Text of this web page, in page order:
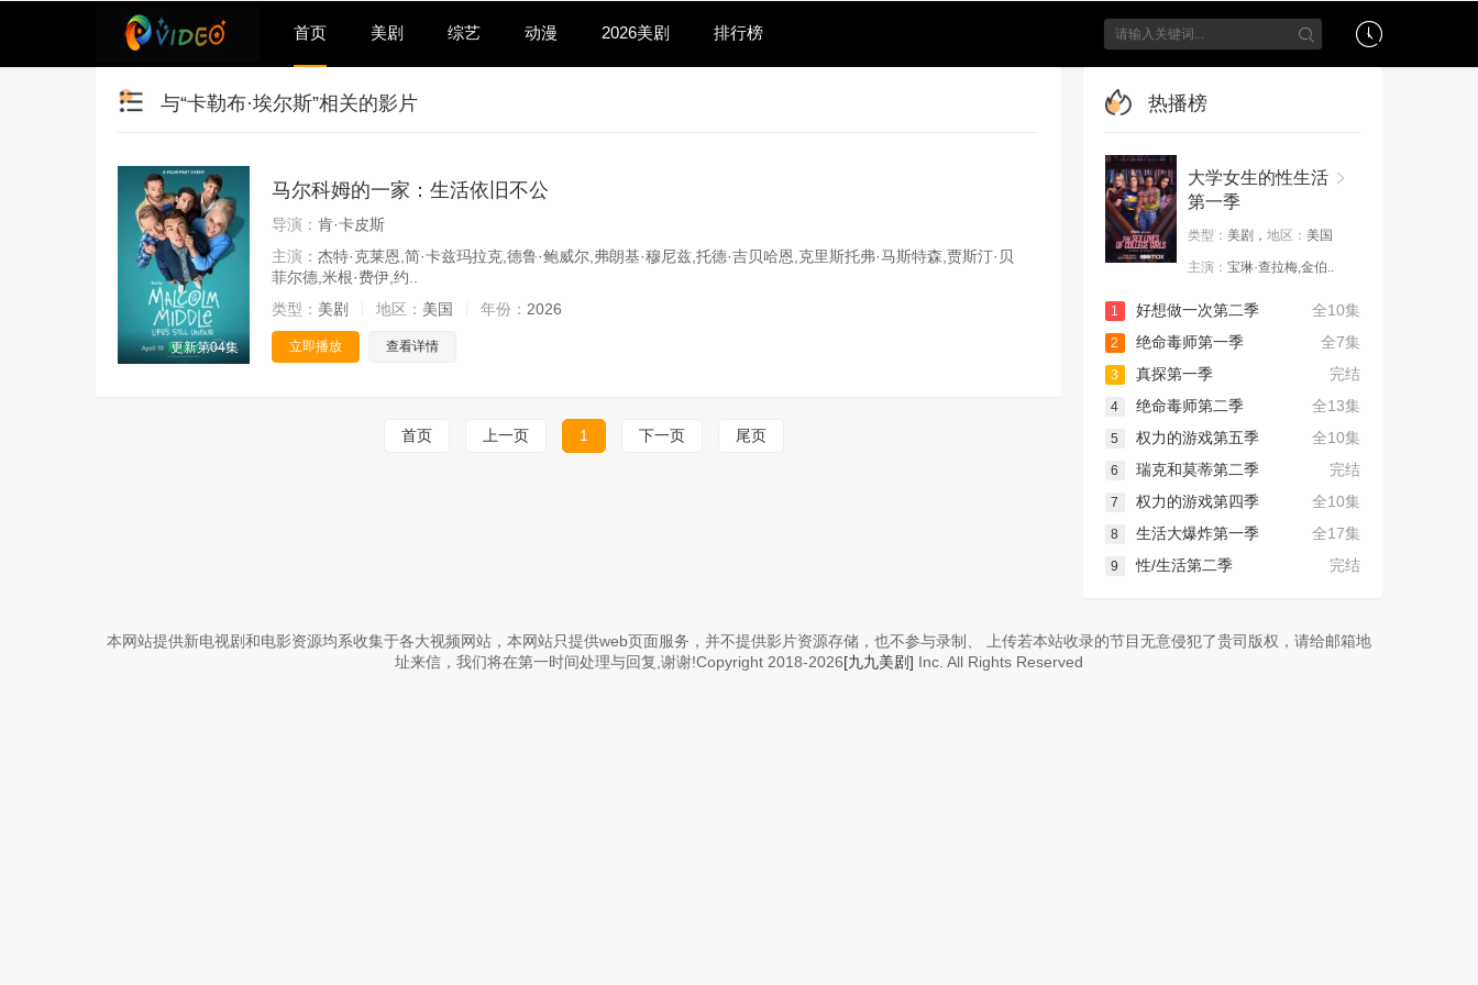
首页 美剧 综艺 动漫 2026美剧 排行榜
与“卡勒布·埃尔斯”相关的影片
更新第04集
马尔科姆的一家：生活依旧不公
导演： 肯·卡皮斯
主演： 杰特·克莱恩,简·卡兹玛拉克,德鲁·鲍威尔,弗朗基·穆尼兹,托德·吉贝哈恩,克里斯托弗·马斯特森,贾斯汀·贝
菲尔德,米根·费伊,约..
类型： 美剧 地区： 美国 年份： 2026
立即播放 查看详情
首页 上一页 1 下一页 尾页
热播榜
大学女生的性生活
第一季
类型： 美剧， 地区： 美国
主演： 宝琳·查拉梅,金伯..
全10集
1
好想做一次第二季
全7集
2
绝命毒师第一季
完结
3
真探第一季
全13集
4
绝命毒师第二季
全10集
5
权力的游戏第五季
完结
6
瑞克和莫蒂第二季
全10集
7
权力的游戏第四季
全17集
8
生活大爆炸第一季
完结
9 性/生活第二季
本网站提供新电视剧和电影资源均系收集于各大视频网站，本网站只提供web页面服务，并不提供影片资源存储，也不参与录制、 上传若本站收录的节目无意侵犯了贵司版权，请给邮箱地
址来信，我们将在第一时间处理与回复,谢谢!Copyright 2018-2026[九九美剧] Inc. All Rights Reserved